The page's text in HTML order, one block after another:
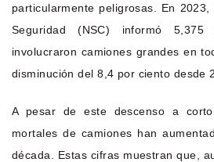
particularmente peligrosas. En
Seguridad (NSC) informó
involucraron camiones grandes en
disminución del 8,4 por ciento desde
A pesar de este descenso a
mortales de camiones han
década. Estas cifras muestran que,